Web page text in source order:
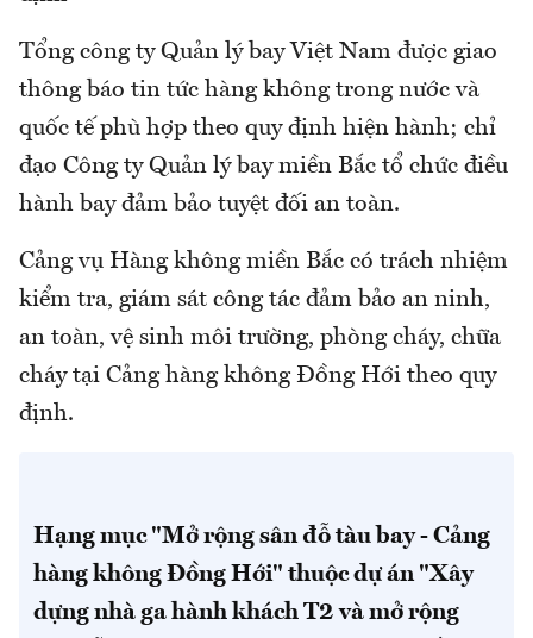
Tổng công ty Quản lý bay Việt Nam được giao
thông báo tin tức hàng không trong nước và
quốc tế phù hợp theo quy định hiện hành; chỉ
đạo Công ty Quản lý bay miền Bắc tổ chức điều
hành bay đảm bảo tuyệt đối an toàn.
Cảng vụ Hàng không miền Bắc có trách nhiệm
kiểm tra, giám sát công tác đảm bảo an ninh,
an toàn, vệ sinh môi trường, phòng cháy, chữa
cháy tại Cảng hàng không Đồng Hới theo quy
định.
Hạng mục "Mở rộng sân đỗ tàu bay - Cảng
hàng không Đồng Hới" thuộc dự án "Xây
dựng nhà ga hành khách T2 và mở rộng